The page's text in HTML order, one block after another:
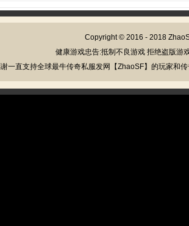
Copyright © 2016 - 2018
健康游戏忠告:抵制不良游戏 拒绝盗版游
一直支持全球最牛传奇私服发网【ZhaoSF】的玩家和